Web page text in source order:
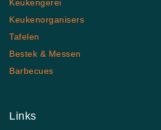
Keukengerei
Keukenorganisers
Tafelen
Bestek & Messen
Barbecues
Links